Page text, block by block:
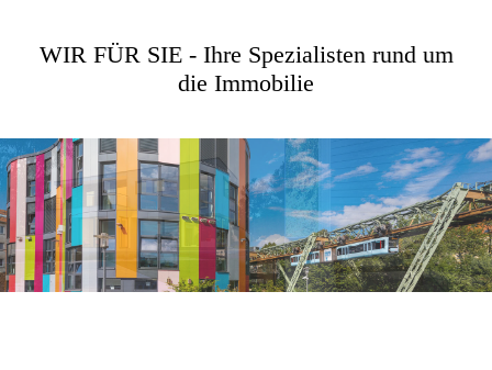
WIR FÜR SIE - Ihre Spezialisten rund um
die Immobilie